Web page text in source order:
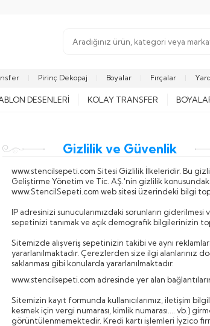
Pirinç Dekopaj Boyalar Fırçalar
DESENLERI KOLAY TRANSFER
Gizlilik ve Güvenlik
www.stencilsepeti.com Sitesi Gizlilik İlkeleridir. Bu
Geliştirme Yönetim ve Tic. AŞ.'nin gizlilik
www.StencilSepeti.com web sitesi üzerindeki bilgi
IP adresinizi sunucularımızdaki sorunların
sepetinizi tanımak ve açık demografik bilgilerinizin
Sitemizde alışveriş sepetinizin takibi ve aynı
yararlanılmaktadır. Çerezlerden size ilgi
saklanması gibi konularda yararlanılmaktadır.
www.stencilsepeti.com adresinde yer alan
Sitemizin kayıt formunda kullanıcılarımız, iletişim
kesmek için vergi numarası, kimlik numarası.... vb.)
görüntülenmemektedir. Kredi kartı işlemleri İyzico